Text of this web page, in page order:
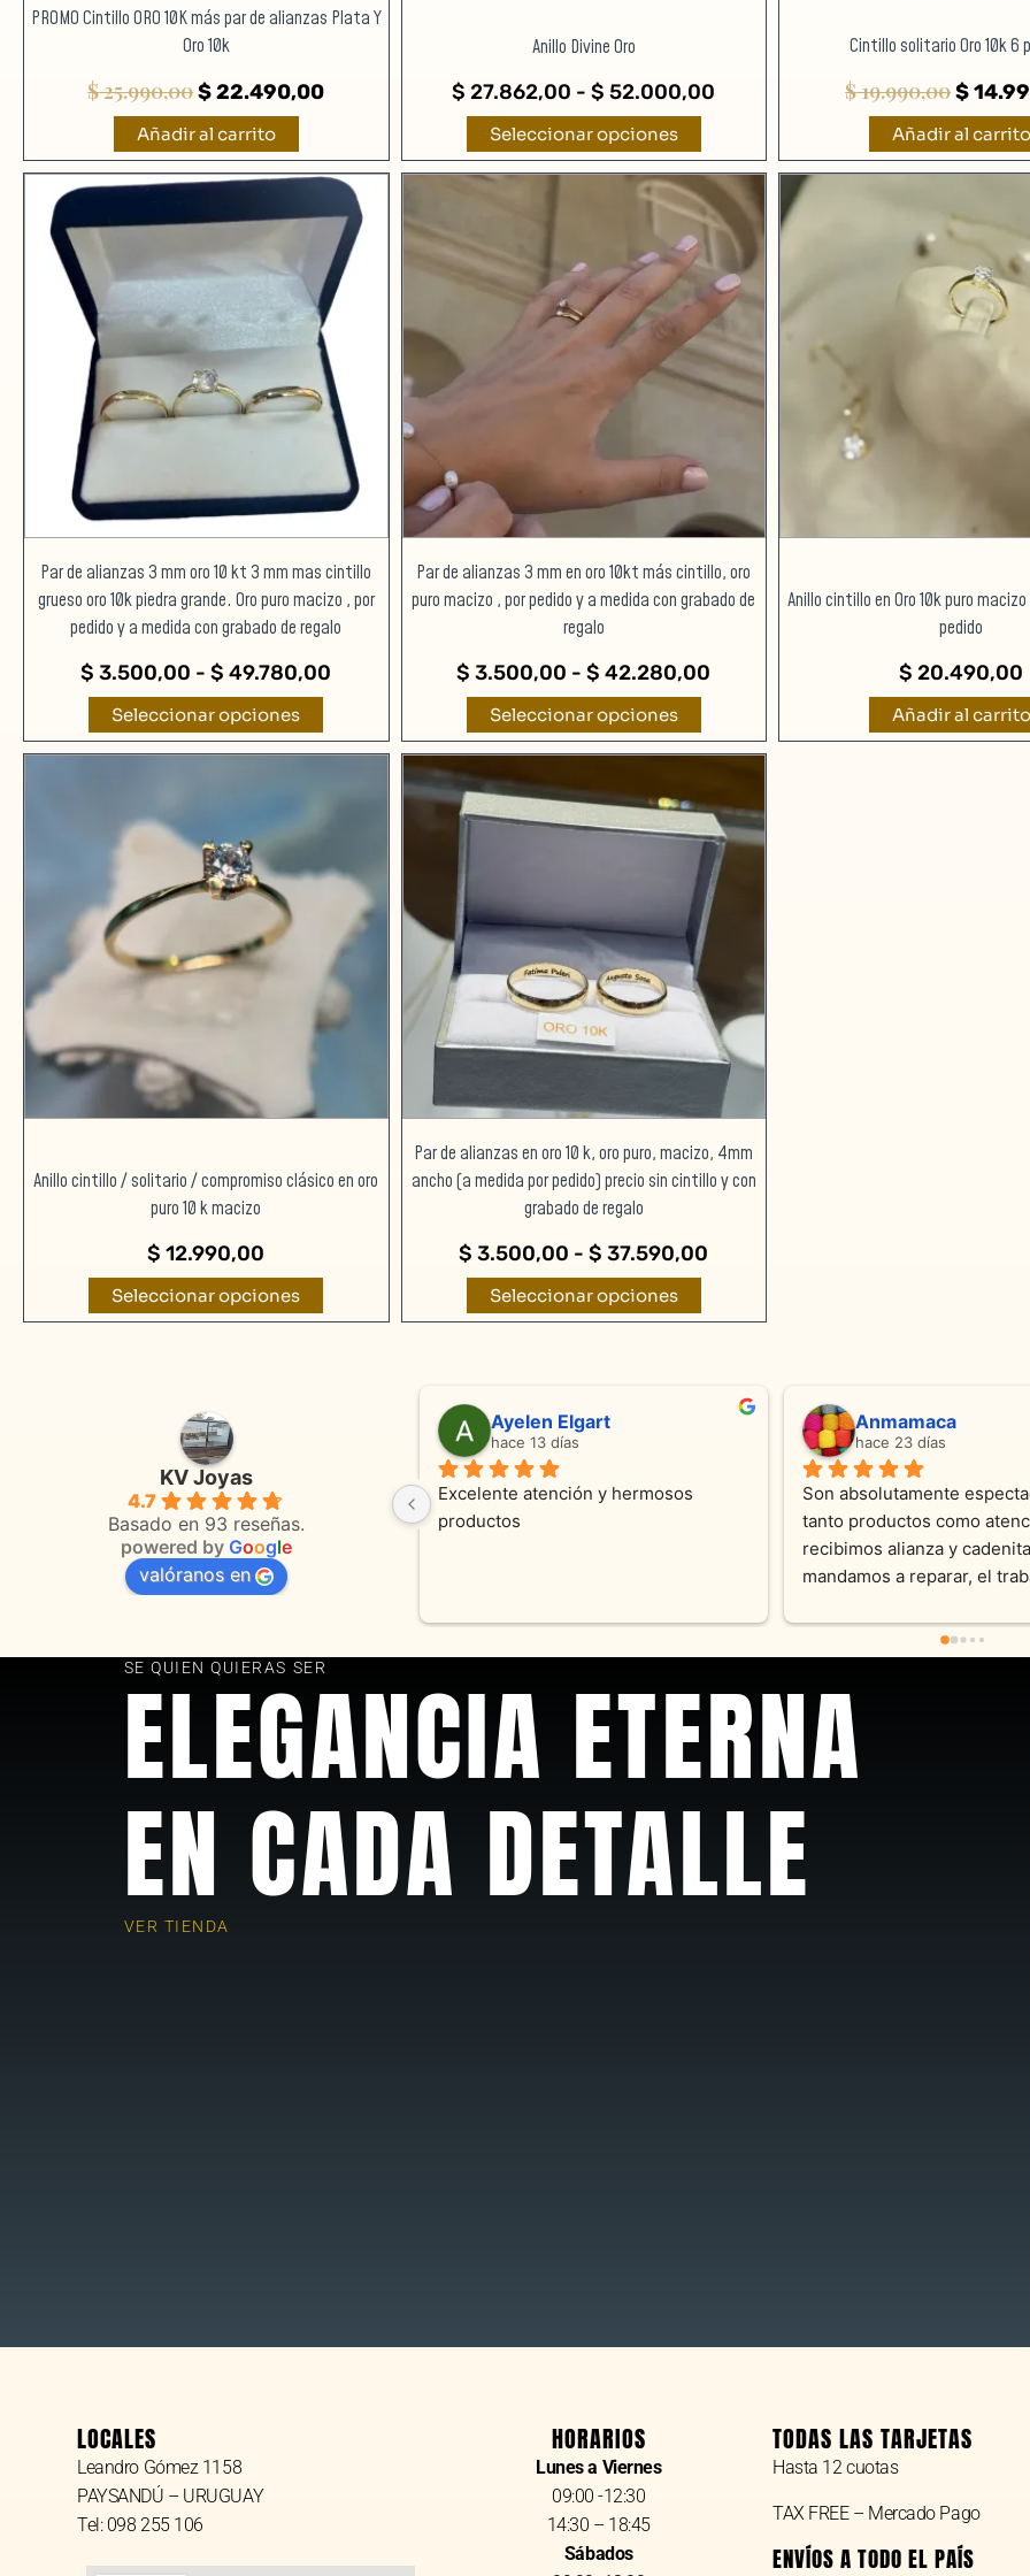
PROMO Cintillo ORO 10K más par de alianzas Plata Y
Oro 10k
$25.990,00$22.490,00
Añadir al carrito
Anillo Divine Oro
$ 27.862,00 - $ 52.000,00
Seleccionar opciones
Cintillo solitario Oro 10k 6
$19.990,00$
Añadir al carrito
Par de alianzas 3 mm oro 10 kt 3 mm mas cintillo
grueso oro 10k piedra grande. Oro puro macizo , por
pedido y a medida con grabado de regalo
$ 3.500,00 - $ 49.780,00
Rango
de
precios:
desde
$ 3.500,00
hasta
$ 49.780,00
Seleccionar opciones
Este
producto
múltiples
Las
opciones
se
pueden
la
página
de
producto
Par de alianzas 3 mm en oro 10kt más cintillo, oro
puro macizo , por pedido y a medida con grabado de
regalo
$ 3.500,00 - $ 42.280,00
Rango
de
precios:
desde
$ 3.500,00
hasta
$ 42.280,00
Seleccionar opciones
múltiples
variantes.
Las
opciones
pueden
elegir
en
la
página
de
producto
Anillo cintillo en Oro 10k puro
pedido
$ 20.490,00
Añadir al carrito
Anillo cintillo / solitario / compromiso clásico en oro
puro 10 k macizo
$ 12.990,00
Seleccionar opciones
múltiples
variantes.
Las
opciones
se
la
página
de
Par de alianzas en oro 10 k, oro puro, macizo, 4mm
ancho (a medida por pedido) precio sin cintillo y con
grabado de regalo
$ 3.500,00 - $ 37.590,00
precios:
desde
$ 3.500,00
hasta
$ 37.590,00
Seleccionar opciones
producto
tiene
opciones
se
pueden
elegir
en
de
producto
KV Joyas
4.7
Basado en 93 reseñas.
powered by Google
valóranos en
Adriana Ghisoli
hace 3 meses
Muy buena atención, con amabilidad y
orientaciones convenientes
Sandra Ramos
hace 4 meses
Excelente atención !!!!!Nos asesoraron
en todo momento con dedicación.
Laura A
hace 5 meses
Desde el inicio soy clienta
Joyas y siempre muy
sus productos. Una Belleza
pieza y siempre satisfecha
recomendable
SE QUIEN QUIERAS SER
ELEGANCIA ETERNA
EN CADA DETALLE
VER TIENDA
LOCALES
Leandro Gómez 1158
PAYSANDÚ – URUGUAY
Tel: 098 255 106
HORARIOS
Lunes a Viernes
09:00 -12:30
14:30 – 18:45
Sábados
TODAS LAS TARJETAS
Hasta 12 cuotas
TAX FREE – Mercado Pago
ENVÍOS A TODO EL PAÍS